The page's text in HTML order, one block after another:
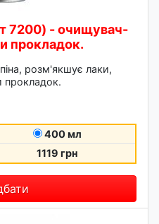
7200) - очищувач-
прокладок.
розм'якшує лаки,
прокладок.
400 мл
1119 грн